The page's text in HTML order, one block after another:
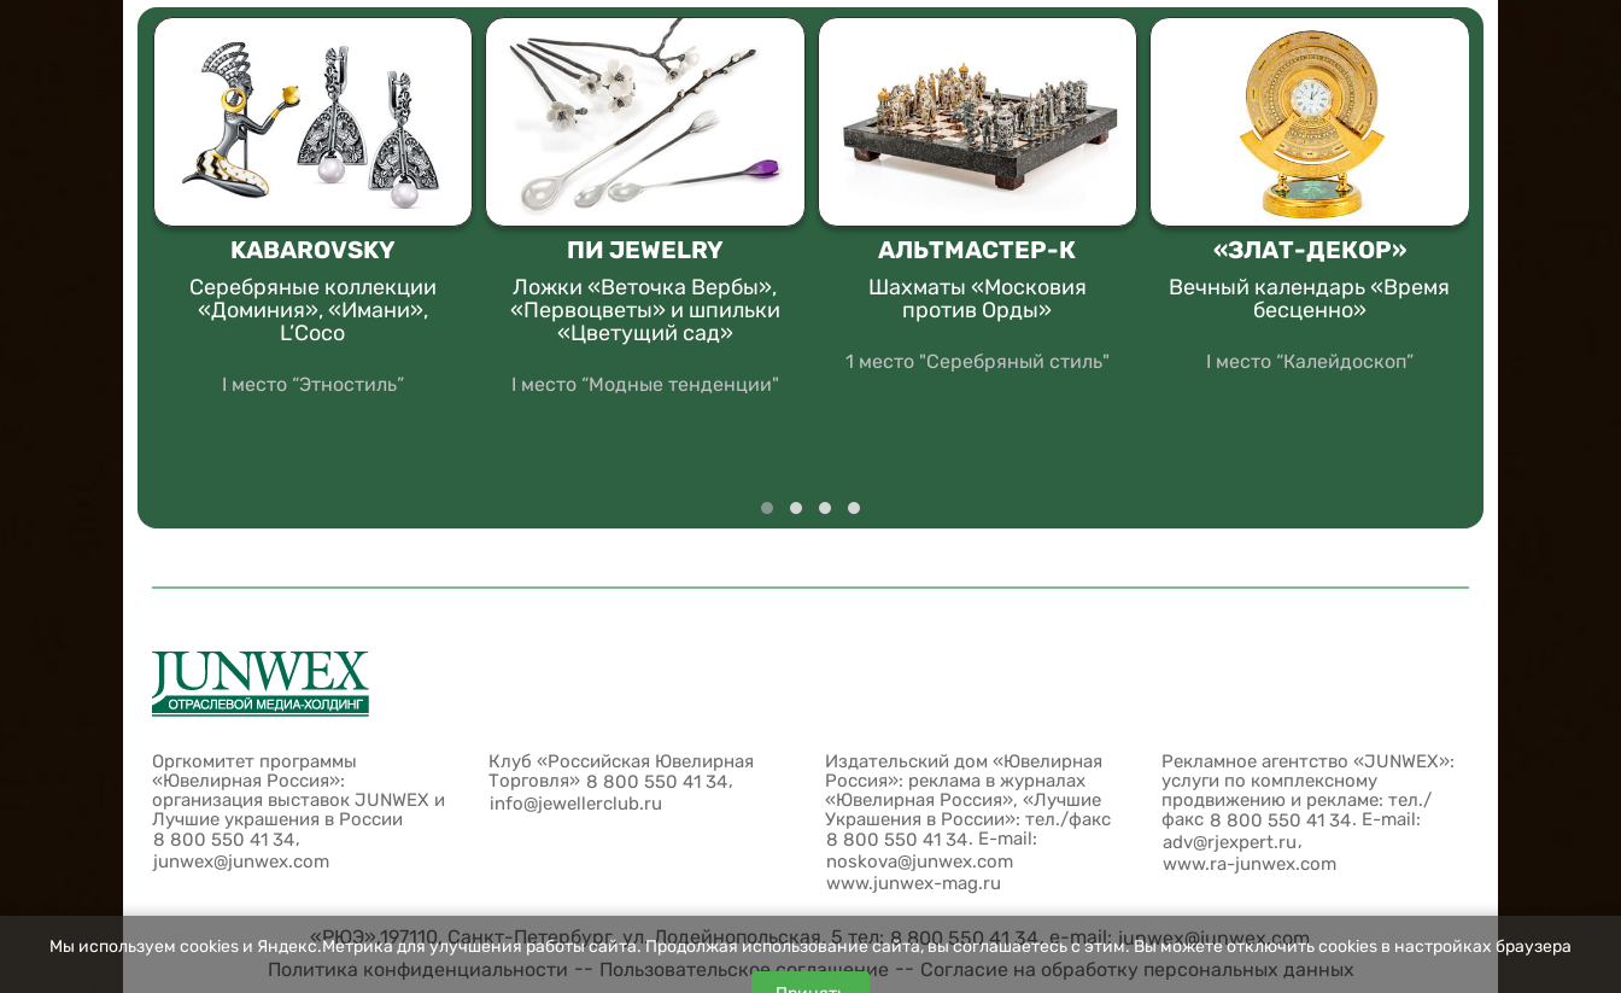
KABAROVSKY
Серебряные коллекции
«Доминия», «Имани»,
L’Coco
I место “Этностиль”
ПИ JEWELRY
Ложки «Веточка Вербы»,
«Первоцветы» и шпильки
«Цветущий сад»
I место “Модные тенденции"
АЛЬТМАСТЕР-К
Шахматы «Московия
против Орды»
1 место "Серебряный стиль"
«ЗЛАТ-ДЕКОР»
Вечный календарь «Время
бесценно»
I место “Калейдоскоп”
Оргкомитет программы
«Ювелирная Россия»:
организация выставок JUNWEX и
Лучшие украшения в России
8 800 550 41 34,
junwex@junwex.com
Клуб «Российская Ювелирная
Торговля» 8 800 550 41 34,
info@jewellerclub.ru
Издательский дом «Ювелирная
Россия»: реклама в журналах
«Ювелирная Россия», «Лучшие
Украшения в России»: тел./факс
8 800 550 41 34. E-mail:
noskova@junwex.com
www.junwex-mag.ru
Рекламное агентство «JUNWEX»:
услуги по комплексному
продвижению и рекламе: тел./
факс 8 800 550 41 34. E-mail:
adv@rjexpert.ru,
www.ra-junwex.com
«РЮЭ»,197110, Санкт-Петербург, ул. Лодейнопольская, 5 тел:8 800 550 41 34, e-mail:junwex@junwex.com
Политика конфиденциальности -- Пользовательское соглашение -- Согласие на обработку персональных данных
Мы используем cookies и Яндекс.Метрика для улучшения работы сайта. Продолжая использование сайта, вы соглашаетесь с этим. Вы можете отключить cookies в настройках браузера